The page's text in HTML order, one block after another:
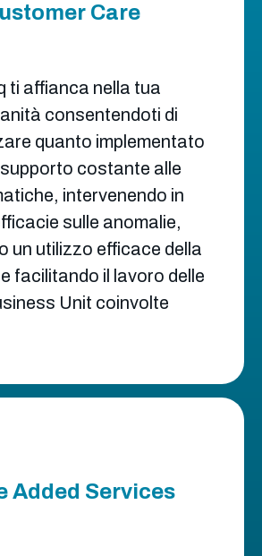
Care
ti affianca nella tua
consentendoti di
quanto implementato
costante alle
intervenendo in
sulle anomalie,
un utilizzo efficace della
facilitando il lavoro delle
Unit coinvolte
Added Services